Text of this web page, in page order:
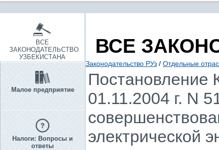
ВСЕ
ЗАКОНОДАТЕЛЬСТВО
УЗБЕКИСТАНА
Малое предприятие
Налоги: Вопросы и
ответы
ВСЕ
Законодательство РУз / Отдельные
Постановление
01.11.2004 г. N
электрической